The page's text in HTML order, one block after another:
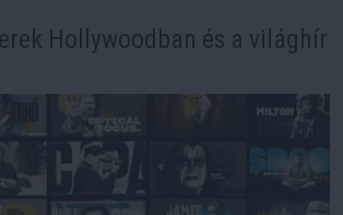
Hollywoodban és a világhír